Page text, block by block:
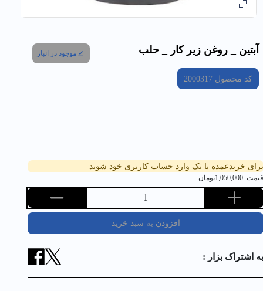
آبتين _ روغن زير كار _ حلب موجود در انبار
کد محصول2000317
برای خریدعمده یا تک وارد حساب کاربری خود شوید
قیمت :1,050,000تومان
1
افزودن به سبد خرید
به اشتراک بزار :